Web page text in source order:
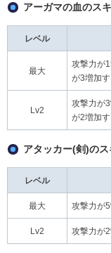
アーガマの血のス
レベル
最大
攻撃力が
が3増加す
Lv2
攻撃力が
が2増加す
アタッカー(剣)のス
レベル
最大 攻撃力が
Lv2 攻撃力が